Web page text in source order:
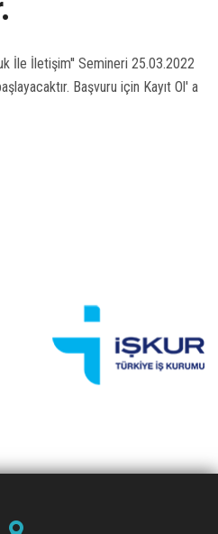
İle İletişim'' Semineri 25.03.2022
Başvuru için Kayıt Ol' a